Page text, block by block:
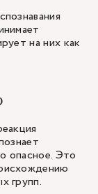
на них как
опасное. Это
групп.